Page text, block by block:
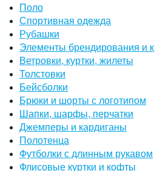
Поло
Спортивная одежда
Рубашки
Элементы брендирования и
Ветровки, куртки, жилеты
Толстовки
Бейсболки
Брюки и шорты с логотипом
Шапки, шарфы, перчатки
Джемперы и кардиганы
Полотенца
Футболки с длинным рукавом
Флисовые куртки и кофты